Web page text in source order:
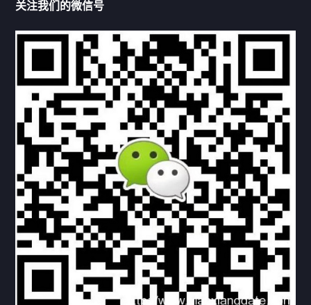
机构链接
联系方式 关于我们
下载与支持
资料下载 视频中心
常见问题
购买流程 版权条款
北京乾行捷通荣获阿里巴巴国际站多项年度荣誉，持续引
领ICT与AI行业发展
2025/12/22 529 新闻中心 信创服务器国产服务器
关注我们的微信号